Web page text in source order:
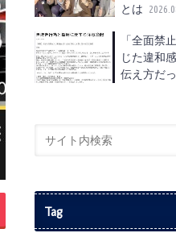
とは
「全面禁
じた違和
伝え方だ
Tag